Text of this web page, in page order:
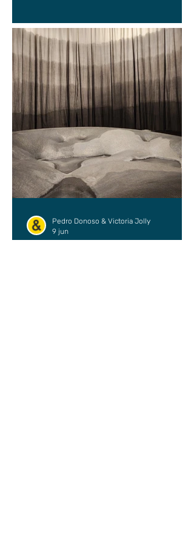
Pedro Donoso & Victoria Jolly
9 jun